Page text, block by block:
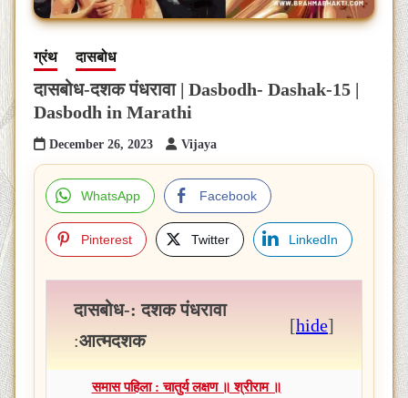
ग्रंथ दासबोध
दासबोध-दशक पंधरावा | Dasbodh- Dashak-15 |
Dasbodh in Marathi
December 26, 2023 Vijaya
WhatsApp Facebook
Pinterest Twitter LinkedIn
दासबोध-: दशक पंधरावा
:आत्मदशक
[hide]
समास पहिला : चातुर्य लक्षण ॥ श्रीराम ॥